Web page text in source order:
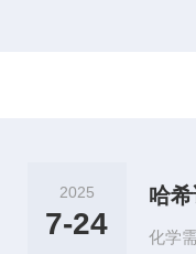
2025
7-24
哈
化学